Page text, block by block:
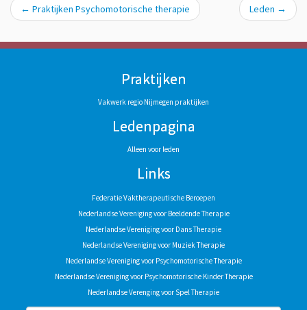
← Praktijken Psychomotorische therapie Leden →
Praktijken
Vakwerk regio Nijmegen praktijken
Ledenpagina
Alleen voor leden
Links
Federatie Vaktherapeutische Beroepen
Nederlandse Vereniging voor Beeldende Therapie
Nederlandse Vereniging voor Dans Therapie
Nederlandse Vereniging voor Muziek Therapie
Nederlandse Vereniging voor Psychomotorische Therapie
Nederlandse Vereniging voor Psychomotorische Kinder Therapie
Nederlandse Verenging voor Spel Therapie